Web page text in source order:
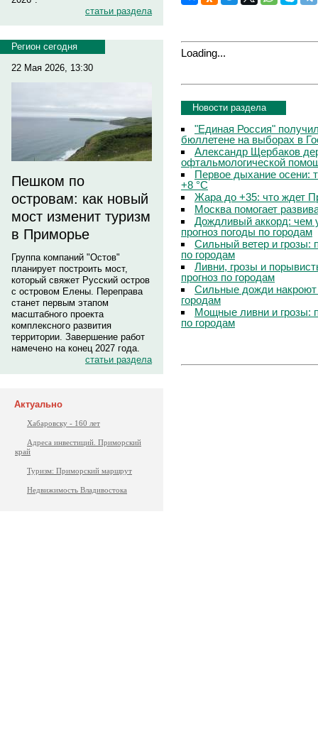
статьи раздела
Регион сегодня
22 Мая 2026, 13:30
Пешком по
островам: как новый
мост изменит туризм
в Приморье
Группа компаний "Остов"
планирует построить мост,
который свяжет Русский остров
с островом Елены. Переправа
станет первым этапом
масштабного проекта
комплексного развития
территории. Завершение работ
намечено на конец 2027 года.
статьи раздела
Актуально
Хабаровску - 160 лет
Адреса инвестиций. Приморский
край
Туризм: Приморский маршрут
Недвижимость Владивостока
Loading...
Новости раздела
"Единая Россия"
бюллетене на выборах в
Александр Щербаков
офтальмологической
Первое дыхание осени:
+8 °C
Жара до +35: что ждет
Москва помогает
Дождливый аккорд: чем
прогноз погоды по городам
Сильный ветер и грозы:
по городам
Ливни, грозы и
прогноз по городам
Сильные дожди
городам
Мощные ливни и грозы:
по городам